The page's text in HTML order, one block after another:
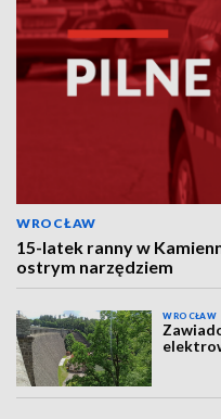
WROCŁAW
15-latek ranny w
ostrym narzędziem
WROCŁAW